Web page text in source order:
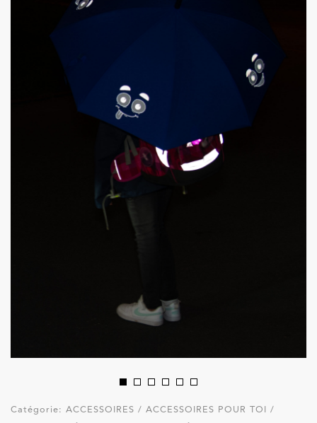
Catégorie: ACCESSOIRES / ACCESSOIRES POUR TOI /